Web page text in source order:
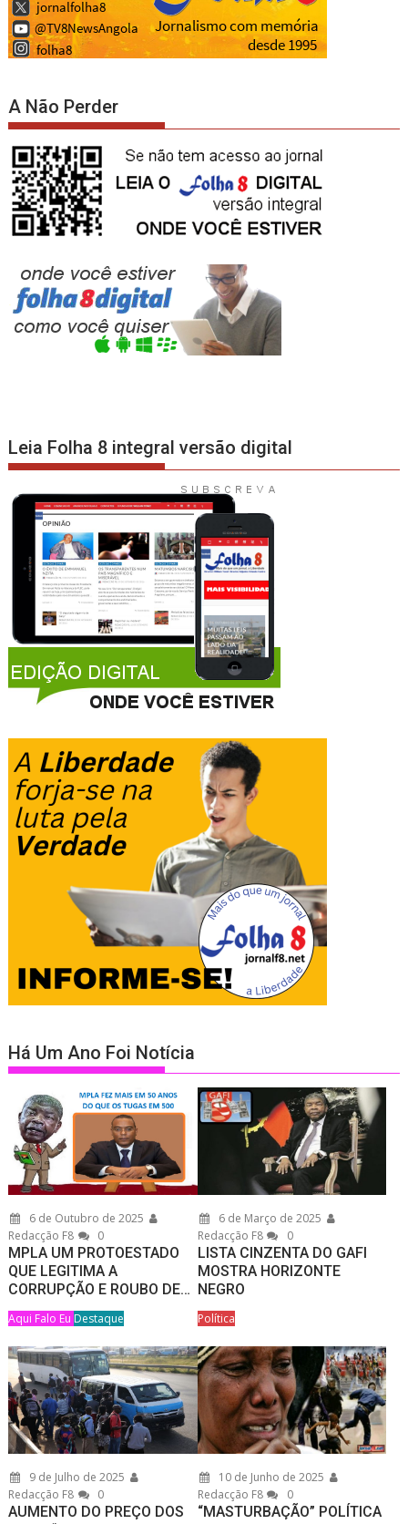
A Não Perder
Leia Folha 8 integral versão digital
Há Um Ano Foi Notícia
6 de Outubro de 2025
Redacção F8
0
MPLA UM PROTOESTADO
QUE LEGITIMA A
CORRUPÇÃO E ROUBO DE…
Aqui Falo Eu Destaque
6 de Março de 2025
Redacção F8
0
LISTA CINZENTA DO GAFI
MOSTRA HORIZONTE
NEGRO
Política
9 de Julho de 2025
Redacção F8
0
AUMENTO DO PREÇO DOS
10 de Junho de 2025
Redacção F8
0
“MASTURBAÇÃO” POLÍTICA